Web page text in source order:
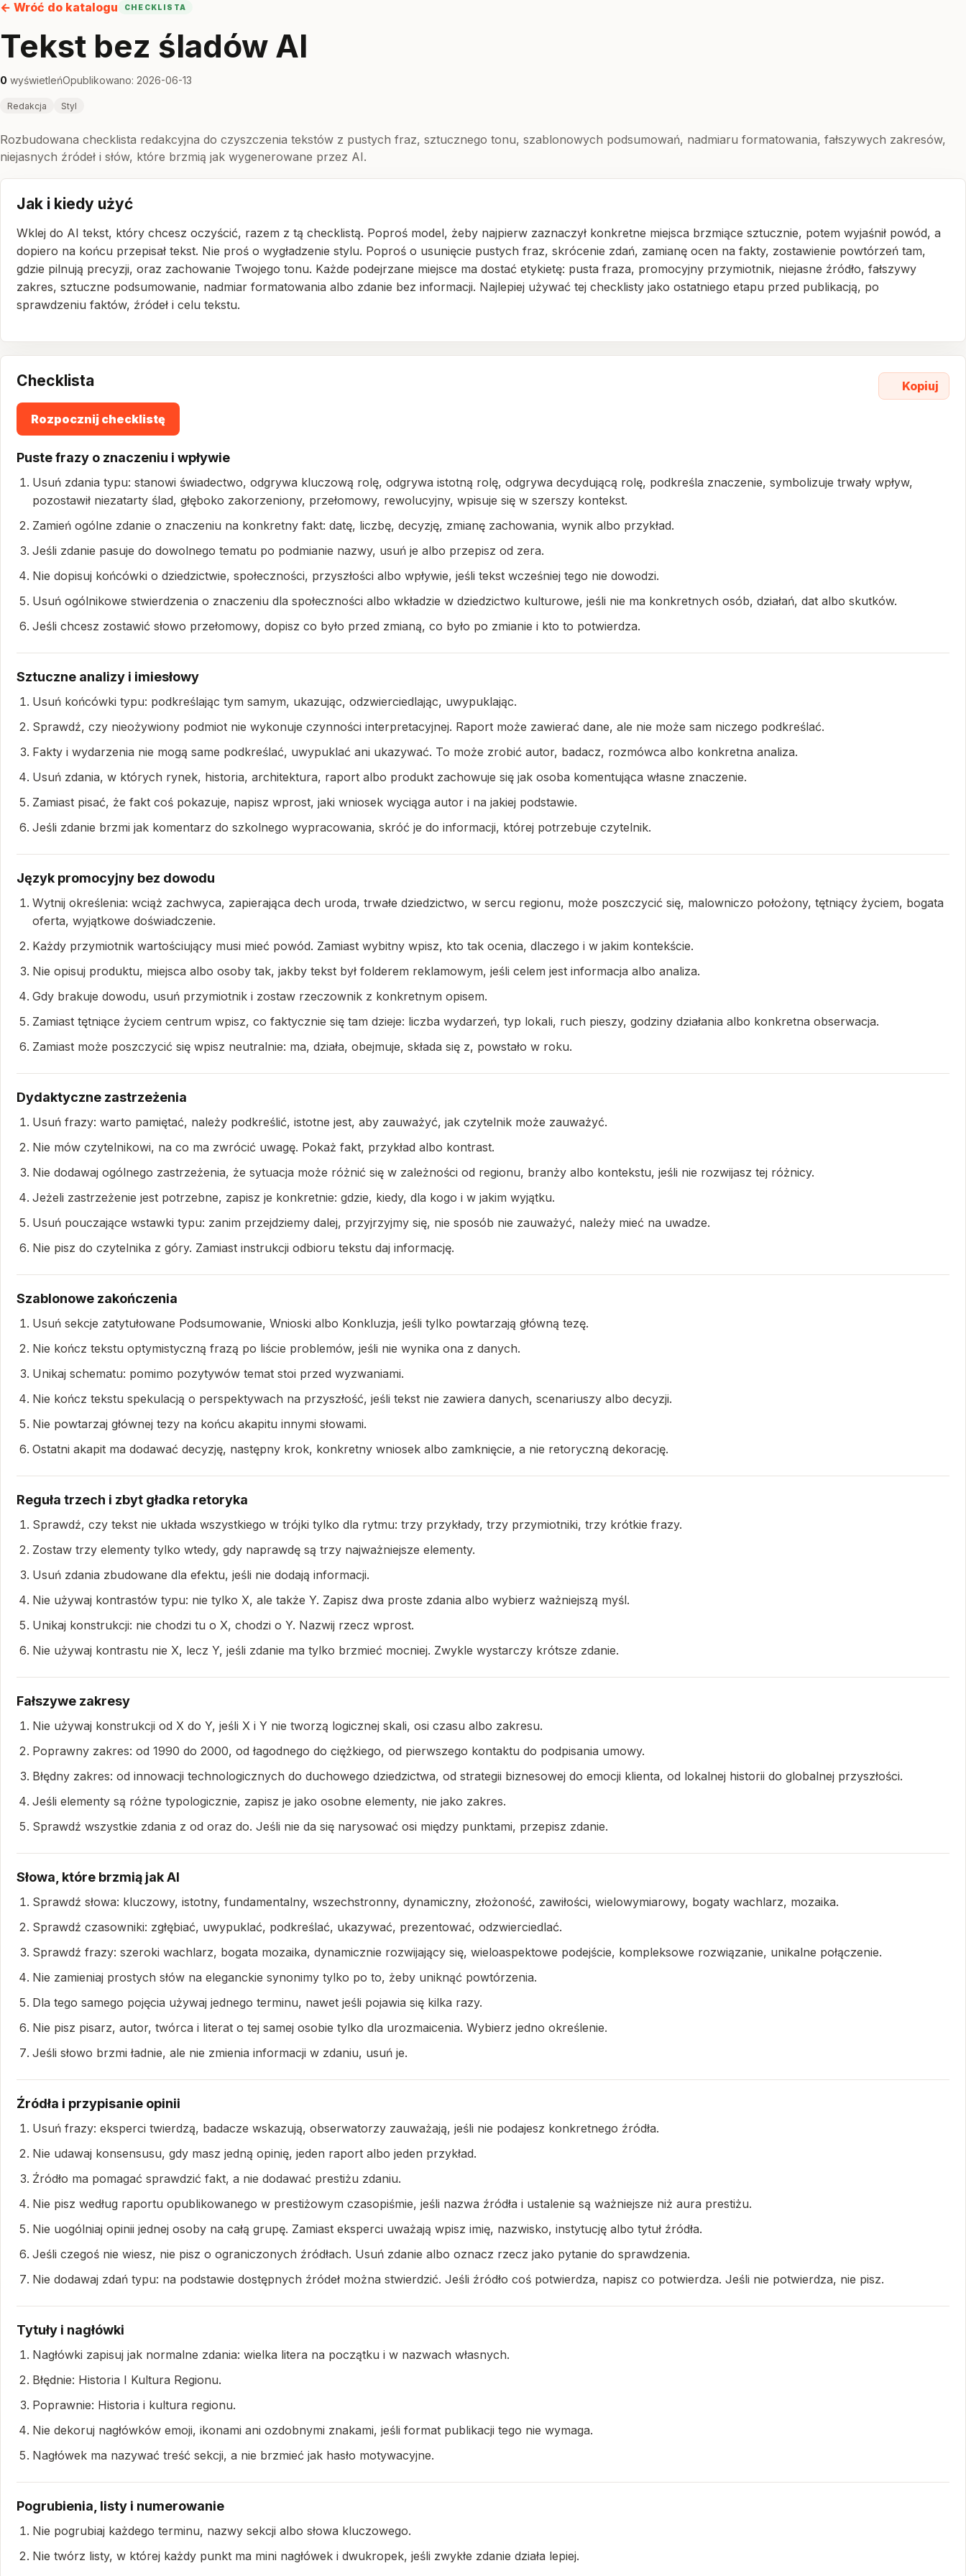
← Wróć do katalogu CHECKLISTA
Tekst bez śladów AI
0 wyświetleńOpublikowano: 2026-06-13
Redakcja Styl
Rozbudowana checklista redakcyjna do czyszczenia tekstów z pustych fraz, sztucznego tonu, szablonowych podsumowań, nadmiaru formatowania, fałszywych zakresów,
niejasnych źródeł i słów, które brzmią jak wygenerowane przez AI.
Jak i kiedy użyć
Wklej do AI tekst, który chcesz oczyścić, razem z tą checklistą. Poproś model, żeby najpierw zaznaczył konkretne miejsca brzmiące sztucznie, potem wyjaśnił powód, a
dopiero na końcu przepisał tekst. Nie proś o wygładzenie stylu. Poproś o usunięcie pustych fraz, skrócenie zdań, zamianę ocen na fakty, zostawienie powtórzeń tam,
gdzie pilnują precyzji, oraz zachowanie Twojego tonu. Każde podejrzane miejsce ma dostać etykietę: pusta fraza, promocyjny przymiotnik, niejasne źródło, fałszywy
zakres, sztuczne podsumowanie, nadmiar formatowania albo zdanie bez informacji. Najlepiej używać tej checklisty jako ostatniego etapu przed publikacją, po
sprawdzeniu faktów, źródeł i celu tekstu.
Checklista Kopiuj
Rozpocznij checklistę
Puste frazy o znaczeniu i wpływie
Usuń zdania typu: stanowi świadectwo, odgrywa kluczową rolę, odgrywa istotną rolę, odgrywa decydującą rolę, podkreśla znaczenie, symbolizuje trwały wpływ,
pozostawił niezatarty ślad, głęboko zakorzeniony, przełomowy, rewolucyjny, wpisuje się w szerszy kontekst.
Zamień ogólne zdanie o znaczeniu na konkretny fakt: datę, liczbę, decyzję, zmianę zachowania, wynik albo przykład.
Jeśli zdanie pasuje do dowolnego tematu po podmianie nazwy, usuń je albo przepisz od zera.
Nie dopisuj końcówki o dziedzictwie, społeczności, przyszłości albo wpływie, jeśli tekst wcześniej tego nie dowodzi.
Usuń ogólnikowe stwierdzenia o znaczeniu dla społeczności albo wkładzie w dziedzictwo kulturowe, jeśli nie ma konkretnych osób, działań, dat albo skutków.
Jeśli chcesz zostawić słowo przełomowy, dopisz co było przed zmianą, co było po zmianie i kto to potwierdza.
Sztuczne analizy i imiesłowy
Usuń końcówki typu: podkreślając tym samym, ukazując, odzwierciedlając, uwypuklając.
Sprawdź, czy nieożywiony podmiot nie wykonuje czynności interpretacyjnej. Raport może zawierać dane, ale nie może sam niczego podkreślać.
Fakty i wydarzenia nie mogą same podkreślać, uwypuklać ani ukazywać. To może zrobić autor, badacz, rozmówca albo konkretna analiza.
Usuń zdania, w których rynek, historia, architektura, raport albo produkt zachowuje się jak osoba komentująca własne znaczenie.
Zamiast pisać, że fakt coś pokazuje, napisz wprost, jaki wniosek wyciąga autor i na jakiej podstawie.
Jeśli zdanie brzmi jak komentarz do szkolnego wypracowania, skróć je do informacji, której potrzebuje czytelnik.
Język promocyjny bez dowodu
Wytnij określenia: wciąż zachwyca, zapierająca dech uroda, trwałe dziedzictwo, w sercu regionu, może poszczycić się, malowniczo położony, tętniący życiem, bogata
oferta, wyjątkowe doświadczenie.
Każdy przymiotnik wartościujący musi mieć powód. Zamiast wybitny wpisz, kto tak ocenia, dlaczego i w jakim kontekście.
Nie opisuj produktu, miejsca albo osoby tak, jakby tekst był folderem reklamowym, jeśli celem jest informacja albo analiza.
Gdy brakuje dowodu, usuń przymiotnik i zostaw rzeczownik z konkretnym opisem.
Zamiast tętniące życiem centrum wpisz, co faktycznie się tam dzieje: liczba wydarzeń, typ lokali, ruch pieszy, godziny działania albo konkretna obserwacja.
Zamiast może poszczycić się wpisz neutralnie: ma, działa, obejmuje, składa się z, powstało w roku.
Dydaktyczne zastrzeżenia
Usuń frazy: warto pamiętać, należy podkreślić, istotne jest, aby zauważyć, jak czytelnik może zauważyć.
Nie mów czytelnikowi, na co ma zwrócić uwagę. Pokaż fakt, przykład albo kontrast.
Nie dodawaj ogólnego zastrzeżenia, że sytuacja może różnić się w zależności od regionu, branży albo kontekstu, jeśli nie rozwijasz tej różnicy.
Jeżeli zastrzeżenie jest potrzebne, zapisz je konkretnie: gdzie, kiedy, dla kogo i w jakim wyjątku.
Usuń pouczające wstawki typu: zanim przejdziemy dalej, przyjrzyjmy się, nie sposób nie zauważyć, należy mieć na uwadze.
Nie pisz do czytelnika z góry. Zamiast instrukcji odbioru tekstu daj informację.
Szablonowe zakończenia
Usuń sekcje zatytułowane Podsumowanie, Wnioski albo Konkluzja, jeśli tylko powtarzają główną tezę.
Nie kończ tekstu optymistyczną frazą po liście problemów, jeśli nie wynika ona z danych.
Unikaj schematu: pomimo pozytywów temat stoi przed wyzwaniami.
Nie kończ tekstu spekulacją o perspektywach na przyszłość, jeśli tekst nie zawiera danych, scenariuszy albo decyzji.
Nie powtarzaj głównej tezy na końcu akapitu innymi słowami.
Ostatni akapit ma dodawać decyzję, następny krok, konkretny wniosek albo zamknięcie, a nie retoryczną dekorację.
Reguła trzech i zbyt gładka retoryka
Sprawdź, czy tekst nie układa wszystkiego w trójki tylko dla rytmu: trzy przykłady, trzy przymiotniki, trzy krótkie frazy.
Zostaw trzy elementy tylko wtedy, gdy naprawdę są trzy najważniejsze elementy.
Usuń zdania zbudowane dla efektu, jeśli nie dodają informacji.
Nie używaj kontrastów typu: nie tylko X, ale także Y. Zapisz dwa proste zdania albo wybierz ważniejszą myśl.
Unikaj konstrukcji: nie chodzi tu o X, chodzi o Y. Nazwij rzecz wprost.
Nie używaj kontrastu nie X, lecz Y, jeśli zdanie ma tylko brzmieć mocniej. Zwykle wystarczy krótsze zdanie.
Fałszywe zakresy
Nie używaj konstrukcji od X do Y, jeśli X i Y nie tworzą logicznej skali, osi czasu albo zakresu.
Poprawny zakres: od 1990 do 2000, od łagodnego do ciężkiego, od pierwszego kontaktu do podpisania umowy.
Błędny zakres: od innowacji technologicznych do duchowego dziedzictwa, od strategii biznesowej do emocji klienta, od lokalnej historii do globalnej przyszłości.
Jeśli elementy są różne typologicznie, zapisz je jako osobne elementy, nie jako zakres.
Sprawdź wszystkie zdania z od oraz do. Jeśli nie da się narysować osi między punktami, przepisz zdanie.
Słowa, które brzmią jak AI
Sprawdź słowa: kluczowy, istotny, fundamentalny, wszechstronny, dynamiczny, złożoność, zawiłości, wielowymiarowy, bogaty wachlarz, mozaika.
Sprawdź czasowniki: zgłębiać, uwypuklać, podkreślać, ukazywać, prezentować, odzwierciedlać.
Sprawdź frazy: szeroki wachlarz, bogata mozaika, dynamicznie rozwijający się, wieloaspektowe podejście, kompleksowe rozwiązanie, unikalne połączenie.
Nie zamieniaj prostych słów na eleganckie synonimy tylko po to, żeby uniknąć powtórzenia.
Dla tego samego pojęcia używaj jednego terminu, nawet jeśli pojawia się kilka razy.
Nie pisz pisarz, autor, twórca i literat o tej samej osobie tylko dla urozmaicenia. Wybierz jedno określenie.
Jeśli słowo brzmi ładnie, ale nie zmienia informacji w zdaniu, usuń je.
Źródła i przypisanie opinii
Usuń frazy: eksperci twierdzą, badacze wskazują, obserwatorzy zauważają, jeśli nie podajesz konkretnego źródła.
Nie udawaj konsensusu, gdy masz jedną opinię, jeden raport albo jeden przykład.
Źródło ma pomagać sprawdzić fakt, a nie dodawać prestiżu zdaniu.
Nie pisz według raportu opublikowanego w prestiżowym czasopiśmie, jeśli nazwa źródła i ustalenie są ważniejsze niż aura prestiżu.
Nie uogólniaj opinii jednej osoby na całą grupę. Zamiast eksperci uważają wpisz imię, nazwisko, instytucję albo tytuł źródła.
Jeśli czegoś nie wiesz, nie pisz o ograniczonych źródłach. Usuń zdanie albo oznacz rzecz jako pytanie do sprawdzenia.
Nie dodawaj zdań typu: na podstawie dostępnych źródeł można stwierdzić. Jeśli źródło coś potwierdza, napisz co potwierdza. Jeśli nie potwierdza, nie pisz.
Tytuły i nagłówki
Nagłówki zapisuj jak normalne zdania: wielka litera na początku i w nazwach własnych.
Błędnie: Historia I Kultura Regionu.
Poprawnie: Historia i kultura regionu.
Nie dekoruj nagłówków emoji, ikonami ani ozdobnymi znakami, jeśli format publikacji tego nie wymaga.
Nagłówek ma nazywać treść sekcji, a nie brzmieć jak hasło motywacyjne.
Pogrubienia, listy i numerowanie
Nie pogrubiaj każdego terminu, nazwy sekcji albo słowa kluczowego.
Nie twórz listy, w której każdy punkt ma mini nagłówek i dwukropek, jeśli zwykłe zdanie działa lepiej.